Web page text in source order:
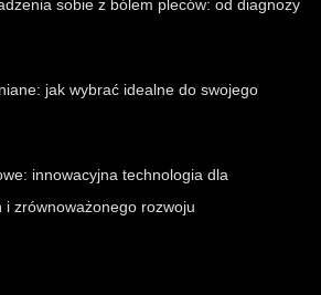
sobie z bólem pleców: od diagnozy
jak wybrać idealne do swojego
innowacyjna technologia dla
i zrównoważonego rozwoju